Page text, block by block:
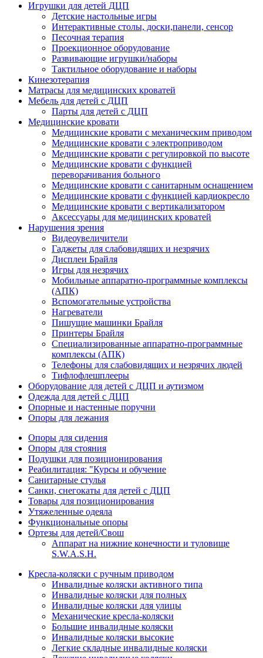
Игрушки для детей ДЦП
Детские настольные игры
Интерактивные столы, доски,панели, сенсор
Песочная терапия
Проекционное оборудование
Развивающие игрушки/наборы
Тактильное оборудование и наборы
Кинезотерапия
Матрасы для медицинских кроватей
Мебель для детей с ДЦП
Парты для детей с ДЦП
Медицинские кровати
Медицинские кровати с механическим приводом
Медицинские кровати с электроприводом
Медицинские кровати с регулировкой по высоте
Медицинские кровати с функцией
переворачивания больного
Медицинские кровати с санитарным оснащением
Медицинские кровати с функцией кардиокресло
Медицинские кровати с вертикализатором
Аксессуары для медицинских кроватей
Нарушения зрения
Видеоувеличители
Гаджеты для слабовидящих и незрячих
Дисплеи Брайля
Игры для незрячих
Мобильные аппаратно-программные комплексы
(АПК)
Вспомогательные устройства
Нагреватели
Пишущие машинки Брайля
Принтеры Брайля
Специализированные аппаратно-программные
комплексы (АПК)
Телефоны для слабовидящих и незрячих людей
Тифлофлешплееры
Оборудование для детей с ДЦП и аутизмом
Одежда для детей с ДЦП
Опорные и настенные поручни
Опоры для лежания
Опоры для сидения
Опоры для стояния
Подушки для позиционирования
Реабилитация: "Курсы и обучение
Санитарные стулья
Санки, снегокаты для детей с ДЦП
Товары для позиционирования
Утяжеленные одеяла
Функциональные опоры
Ортезы для детей/Свош
Аппарат на нижние конечности и туловище
S.W.A.S.H.
Кресла-коляски с ручным приводом
Инвалидные коляски активного типа
Инвалидные коляски для полных
Инвалидные коляски для улицы
Механические кресла-коляски
Большие инвалидные коляски
Инвалидные коляски высокие
Легкие складные инвалидные коляски